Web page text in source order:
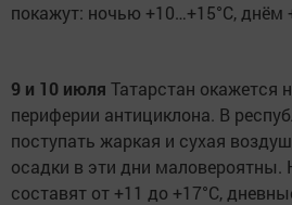
покажут: ночью +10…+15°C, днём
9 и 10 июля Татарстан окажется
периферии антициклона. В
поступать жаркая и сухая
осадки в эти дни
составят от +11 до +17°C,